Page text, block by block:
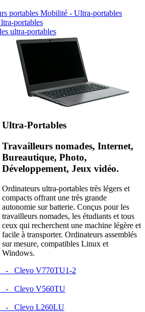
portables
ultra-portables
Ultra-Portables
Travailleurs nomades, Internet,
Bureautique, Photo,
Développement, Jeux vidéo.
Ordinateurs ultra-portables très légers et
compacts offrant une très grande
autonomie sur batterie. Conçus pour les
travailleurs nomades, les étudiants et tous
ceux qui recherchent une machine légère et
facile à transporter. Ordinateurs assemblés
sur mesure, compatibles Linux et
Windows.
- Clevo V770TU1-2
- Clevo V560TU
- Clevo L260LU